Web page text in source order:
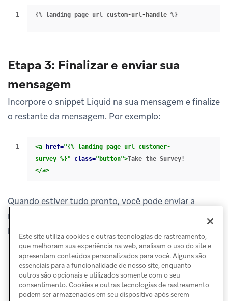
{% landing_page_url custom-url- handle
Etapa 3: Finalizar e enviar sua
mensagem
Incorpore o snippet Liquid na sua mensagem e finalize
o restante da mensagem. Por exemplo:
<a href="{% landing_page_url customer-
survey %}"
class="button">Take the Survey!
</a>
Quando estiver tudo pronto, você pode enviar a
mensagem para começar a rastrear usuários pela sua
landing page.
Este site utiliza cookies e outras tecnologias de rastreamento,
que melhoram sua experiência na web, analisam o uso do site e
apresentam conteúdos personalizados para você. Alguns são
essenciais para a funcionalidade de nosso site, enquanto
outros são opcionais e utilizados somente com o seu
consentimento. Cookies e outras tecnologias de rastreamento
podem ser armazenados em seu dispositivo após serem